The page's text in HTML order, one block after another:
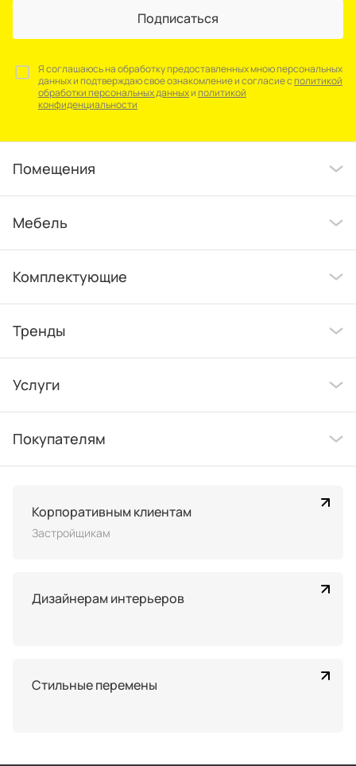
Подписаться
Я соглашаюсь на обработку предоставленных мною персональных
данных и подтверждаю свое ознакомление и согласие сполитикой
обработки персональных данныхиполитикой
конфиденциальности
Помещения
Мебель
Комплектующие
Тренды
Услуги
Покупателям
Корпоративным клиентам
Застройщикам
Дизайнерам интерьеров
Стильные перемены